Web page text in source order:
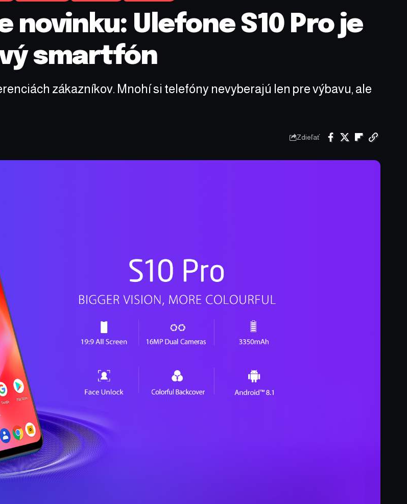
Ulefone S10 Pro je
smartfón
zákazníkov. Mnohí si telefóny nevyberajú len pre výbavu, ale
Zdieľať